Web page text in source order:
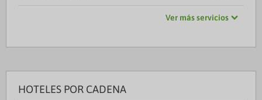
Ver más servicios
HOTELES POR CADENA